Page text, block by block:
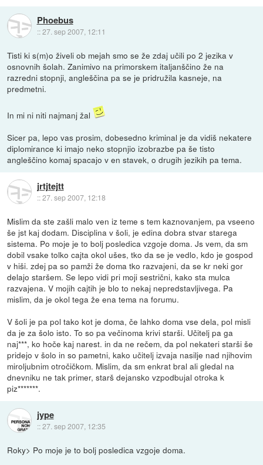
Phoebus
::27. sep 2007, 12:11
Tisti ki s(m)o živeli ob mejah smo se že zdaj učili po 2 jezika v
osnovnih šolah. Zanimivo na primorskem italjanščino že na
razredni stopnji, angleščina pa se je pridružila kasneje, na
predmetni.
In mi ni niti najmanj žal
Sicer pa, lepo vas prosim, dobesedno kriminal je da vidiš nekatere
diplomirance ki imajo neko stopnjio izobrazbe pa še tisto
angleščino komaj spacajo v en stavek, o drugih jezikih pa tema.
jrtjtejtt
::27. sep 2007, 12:18
Mislim da ste zašli malo ven iz teme s tem kaznovanjem, pa vseeno
še jst kaj dodam. Disciplina v šoli, je edina dobra stvar starega
sistema. Po moje je to bolj posledica vzgoje doma. Js vem, da sm
dobil vsake tolko cajta okol ušes, tko da se je vedlo, kdo je gospod
v hiši. zdej pa so pamži že doma tko razvajeni, da se kr neki gor
delajo staršem. Se lepo vidi pri moji sestrični, kako sta mulca
razvajena. V mojih cajtih je blo to nekaj nepredstavljivega. Pa
mislim, da je okol tega že ena tema na forumu.
V šoli je pa pol tako kot je doma, če lahko doma vse dela, pol misli
da je za šolo isto. To so pa večinoma krivi starši. Učitelj pa ga
naj***, ko hoče kaj narest. in da ne rečem, da pol nekateri starši še
pridejo v šolo in so pametni, kako učitelj izvaja nasilje nad njihovim
miroljubnim otročičkom. Mislim, da sm enkrat bral ali gledal na
dnevniku ne tak primer, starš dejansko vzpodbujal otroka k
piz*******.
jype
::27. sep 2007, 12:35
Roky> Po moje je to bolj posledica vzgoje doma.